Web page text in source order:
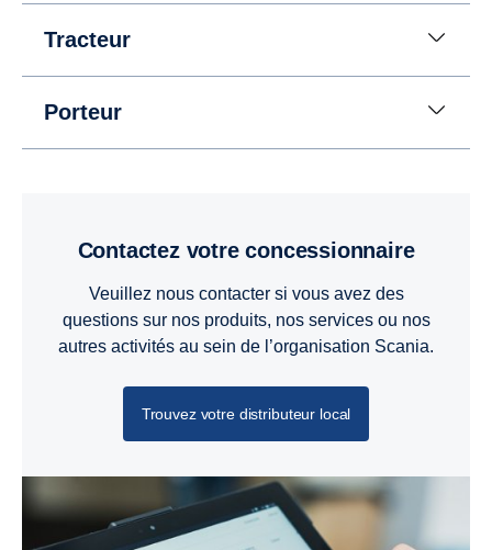
Tracteur
Porteur
Contactez votre concessionnaire
Veuillez nous contacter si vous avez des
questions sur nos produits, nos services ou nos
autres activités au sein de l’organisation Scania.
Trouvez votre distributeur local